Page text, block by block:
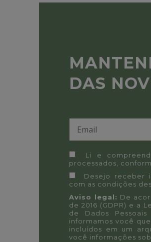
DAS
Li e
processados,
Desejo receber
com as condições
Aviso legal: De
de 2016 (GDPR) e a
de Dados
informamos você
incluídos em um
você informações